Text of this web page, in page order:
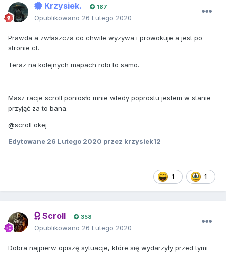
Krzysiek. 187
Opublikowano 26 Lutego 2020
Prawda a zwłaszcza co chwile wyzywa i prowokuje a jest po
stronie ct.
Teraz na kolejnych mapach robi to samo.
Masz racje scroll poniosło mnie wtedy poprostu jestem w stanie
przyjąć za to bana.
@scroll okej
Edytowane 26 Lutego 2020 przez krzysiek12
1 1
Scroll 358
Opublikowano 26 Lutego 2020
Dobra najpierw opiszę sytuacje, które się wydarzyły przed tymi